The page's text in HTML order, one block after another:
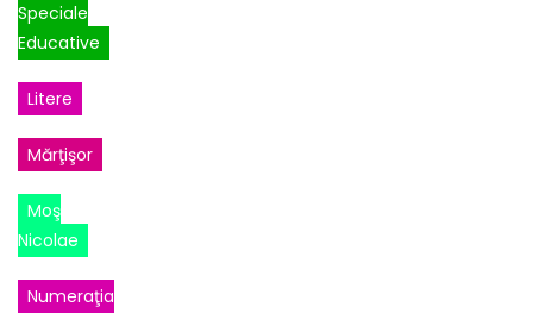
Speciale
Educative
Litere
Mărţişor
Moş
Nicolae
Numeraţia